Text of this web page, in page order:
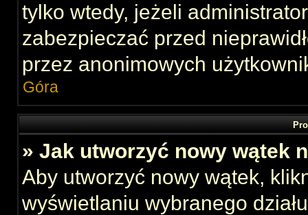
tylko wtedy, jeżeli
zabezpieczać przed
przez anonimowych
Góra
» Jak utworzyć nowy wątek
Aby utworzyć nowy wątek,
wyświetlaniu wybranego